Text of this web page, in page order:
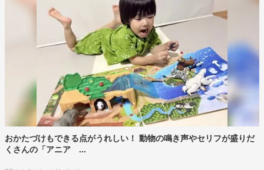
おかたづけもできる点がうれしい！ 動物の鳴き声やセリフが盛りだ
くさんの「アニア ...